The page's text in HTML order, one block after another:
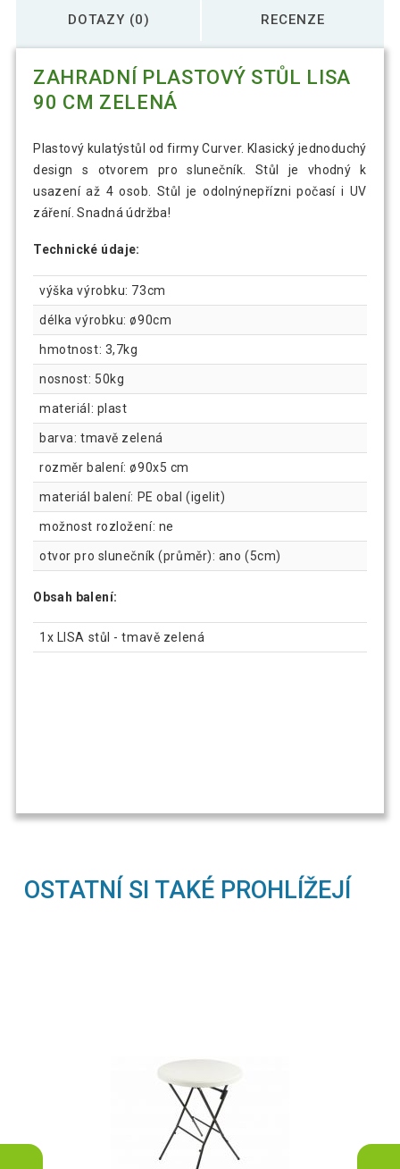
DOTAZY (0) RECENZE
ZAHRADNÍ PLASTOVÝ STŮL LISA
90 CM ZELENÁ
Plastový kulatýstůl od firmy Curver. Klasický jednoduchý
design s otvorem pro slunečník. Stůl je vhodný k
usazení až 4 osob. Stůl je odolnýnepřízni počasí i UV
záření. Snadná údržba!
Technické údaje:
výška výrobku: 73cm
délka výrobku: ø90cm
hmotnost: 3,7kg
nosnost: 50kg
materiál: plast
barva: tmavě zelená
rozměr balení: ø90x5 cm
materiál balení: PE obal (igelit)
možnost rozložení: ne
otvor pro slunečník (průměr): ano (5cm)
Obsah balení:
1x LISA stůl - tmavě zelená
OSTATNÍ SI TAKÉ PROHLÍŽEJÍ